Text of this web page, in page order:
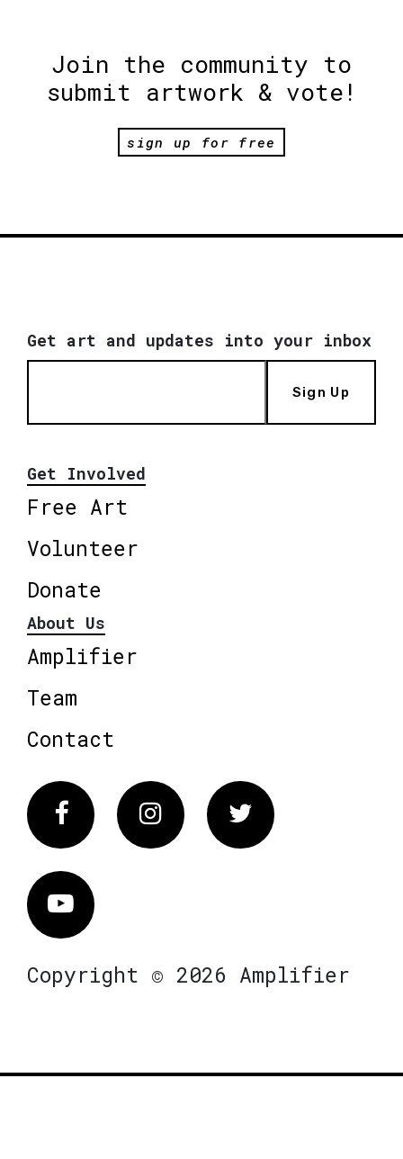
Join the community to
submit artwork & vote!
sign up for free
Get art and updates into your inbox
Sign Up
Get Involved
Free Art
Volunteer
Donate
About Us
Amplifier
Team
Contact
FacebookInstagram Twitter
Vimeo
Copyright © 2026 Amplifier